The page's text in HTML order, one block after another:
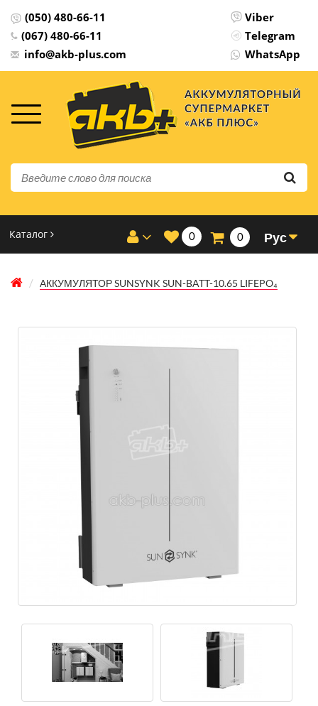
(050) 480-66-11
(067) 480-66-11
info@akb-plus.com
Viber
Telegram
WhatsApp
0 0 Рус
Каталог
АККУМУЛЯТОР SUNSYNK SUN-BATT-10.65 LIFEPO₄